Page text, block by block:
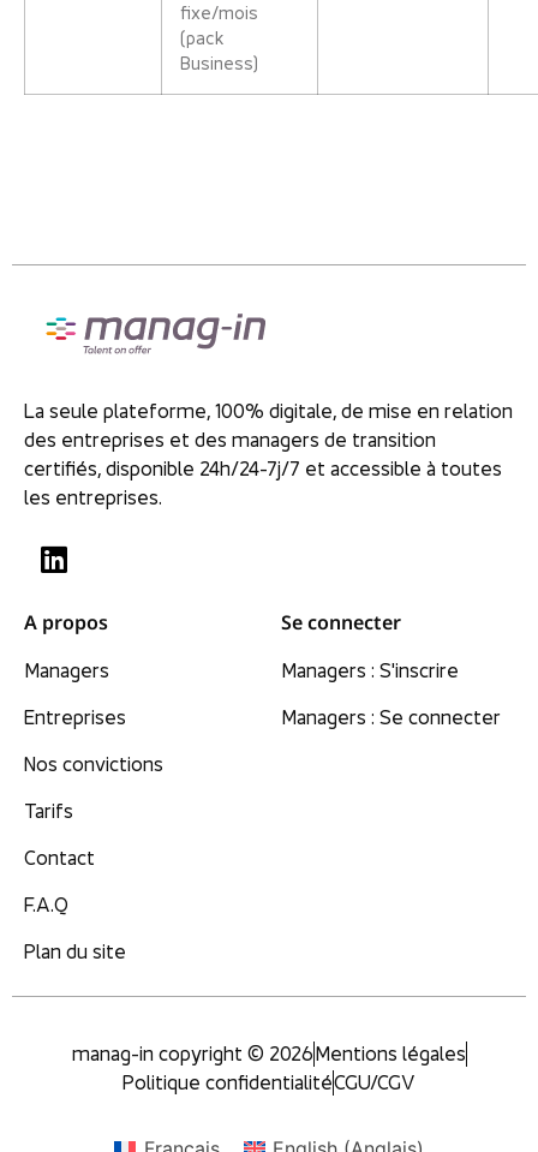
fixe/mois
(pack
Business)
La seule plateforme, 100% digitale, de mise en relation
des entreprises et des managers de transition
certifiés, disponible 24h/24-7j/7 et accessible à toutes
les entreprises.
A propos
Managers
Entreprises
Nos convictions
Tarifs
Contact
F.A.Q
Plan du site
Se connecter
Managers : S'inscrire
Managers : Se connecter
manag-in copyright © 2026Mentions légales
Politique confidentialitéCGU/CGV